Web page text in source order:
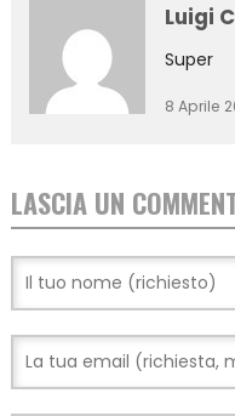
Luigi
Super
8 Aprile
LASCIA UN